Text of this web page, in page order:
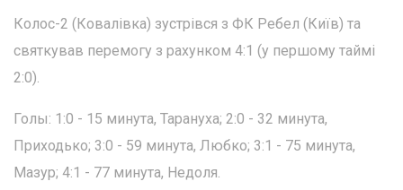
Колос-2 (Ковалівка) зустрівся з ФК Ребел (Київ) та
святкував перемогу з рахунком 4:1 (у першому таймі
2:0).
Голы: 1:0 - 15 минута, Тарануха; 2:0 - 32 минута,
Приходько; 3:0 - 59 минута, Любко; 3:1 - 75 минута,
Мазур; 4:1 - 77 минута, Недоля.